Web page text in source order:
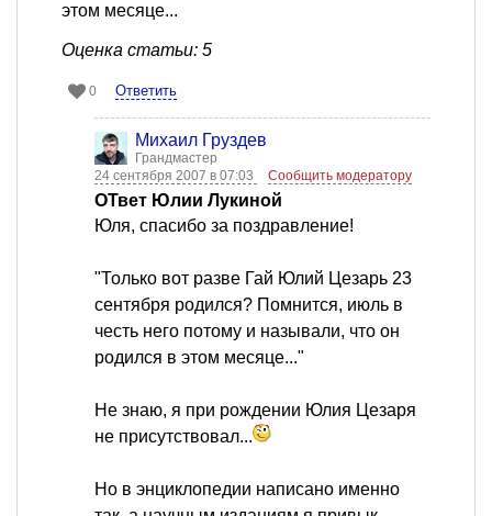
этом месяце...
Оценка статьи: 5
0 Ответить
Михаил Груздев
Грандмастер
24 сентября 2007 в 07:03
Сообщить модератору
ОТвет Юлии Лукиной
Юля, спасибо за поздравление!
"Только вот разве Гай Юлий Цезарь 23
сентября родился? Помнится, июль в
честь него потому и называли, что он
родился в этом месяце..."
Не знаю, я при рождении Юлия Цезаря
не присутствовал...
Но в энциклопедии написано именно